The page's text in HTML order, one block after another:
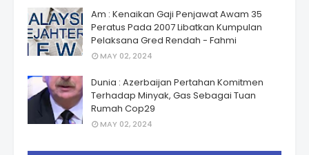
Am : Kenaikan Gaji Penjawat Awam 35
Peratus Pada 2007 Libatkan Kumpulan
Pelaksana Gred Rendah - Fahmi
MAY 02, 2024
Dunia : Azerbaijan Pertahan Komitmen
Terhadap Minyak, Gas Sebagai Tuan
Rumah Cop29
MAY 02, 2024